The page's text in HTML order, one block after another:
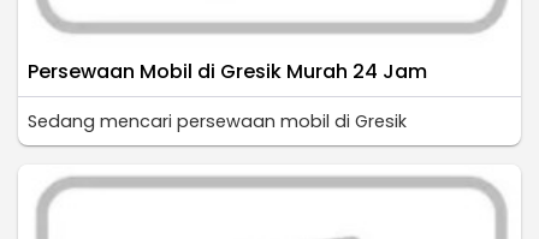
Persewaan Mobil di Gresik Murah 24 Jam
Sedang mencari persewaan mobil di Gresik